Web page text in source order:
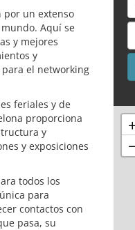
por un extenso
Aquí se
y mejores
y
el networking
feriales y de
proporciona
y
y exposiciones
todos los
para
contactos con
pasa, su